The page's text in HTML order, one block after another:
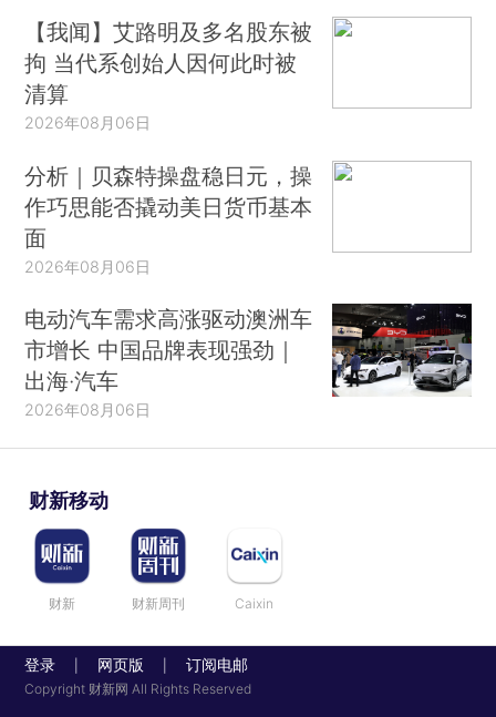
【我闻】艾路明及多名股东被
拘 当代系创始人因何此时被
清算
2026年08月06日
分析｜贝森特操盘稳日元，操
作巧思能否撬动美日货币基本
面
2026年08月06日
电动汽车需求高涨驱动澳洲车
市增长 中国品牌表现强劲｜
出海·汽车
2026年08月06日
财新移动
财新 财新周刊 Caixin
登录 网页版 订阅电邮
Copyright 财新网 All Rights Reserved